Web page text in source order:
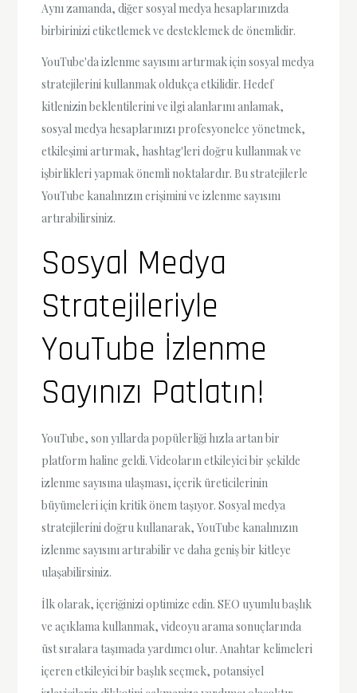
Aynı zamanda, diğer sosyal medya hesaplarınızda
birbirinizi etiketlemek ve desteklemek de önemlidir.
YouTube'da izlenme sayısını artırmak için sosyal medya
stratejilerini kullanmak oldukça etkilidir. Hedef
kitlenizin beklentilerini ve ilgi alanlarını anlamak,
sosyal medya hesaplarınızı profesyonelce yönetmek,
etkileşimi artırmak, hashtag'leri doğru kullanmak ve
işbirlikleri yapmak önemli noktalardır. Bu stratejilerle
YouTube kanalınızın erişimini ve izlenme sayısını
artırabilirsiniz.
Sosyal Medya
Stratejileriyle
YouTube İzlenme
Sayınızı Patlatın!
YouTube, son yıllarda popülerliği hızla artan bir
platform haline geldi. Videoların etkileyici bir şekilde
izlenme sayısına ulaşması, içerik üreticilerinin
büyümeleri için kritik önem taşıyor. Sosyal medya
stratejilerini doğru kullanarak, YouTube kanalınızın
izlenme sayısını artırabilir ve daha geniş bir kitleye
ulaşabilirsiniz.
İlk olarak, içeriğinizi optimize edin. SEO uyumlu başlık
ve açıklama kullanmak, videoyu arama sonuçlarında
üst sıralara taşımada yardımcı olur. Anahtar kelimeleri
içeren etkileyici bir başlık seçmek, potansiyel